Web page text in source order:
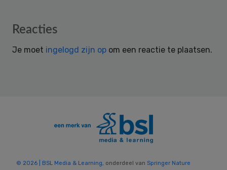
Reader
Reacties
Je moet ingelogd zijn op om een reactie te plaatsen.
© 2026 | BSL Media & Learning, onderdeel van Springer Nature